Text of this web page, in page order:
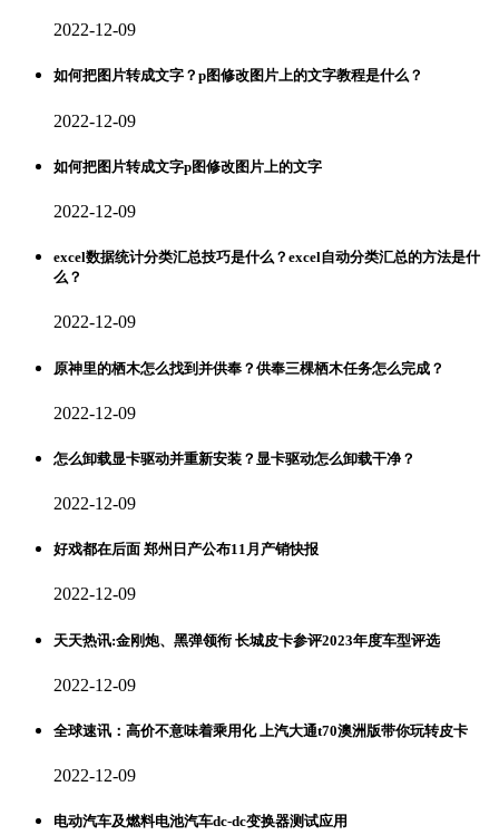
2022-12-09
如何把图片转成文字？p图修改图片上的文字教程是什么？
2022-12-09
如何把图片转成文字p图修改图片上的文字
2022-12-09
excel数据统计分类汇总技巧是什么？excel自动分类汇总的方法是什
么？
2022-12-09
原神里的栖木怎么找到并供奉？供奉三棵栖木任务怎么完成？
2022-12-09
怎么卸载显卡驱动并重新安装？显卡驱动怎么卸载干净？
2022-12-09
好戏都在后面 郑州日产公布11月产销快报
2022-12-09
天天热讯:金刚炮、黑弹领衔 长城皮卡参评2023年度车型评选
2022-12-09
全球速讯：高价不意味着乘用化 上汽大通t70澳洲版带你玩转皮卡
2022-12-09
电动汽车及燃料电池汽车dc-dc变换器测试应用